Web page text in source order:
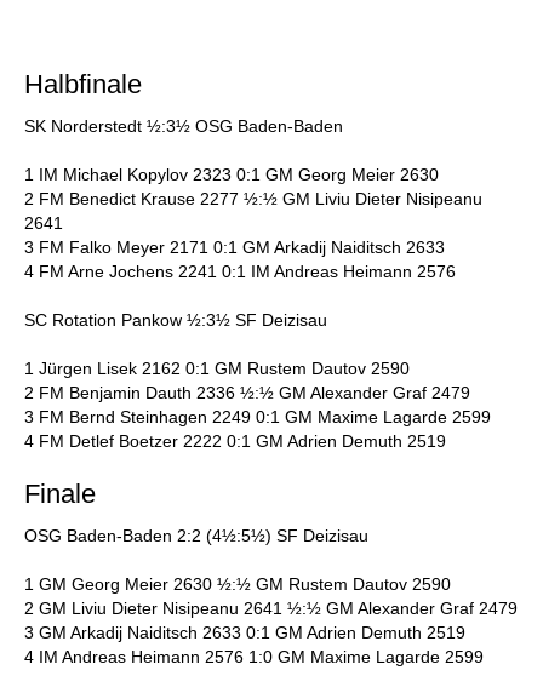
Halbfinale
SK Norderstedt ½:3½ OSG Baden-Baden
1 IM Michael Kopylov 2323 0:1 GM Georg Meier 2630
2 FM Benedict Krause 2277 ½:½ GM Liviu Dieter Nisipeanu
2641
3 FM Falko Meyer 2171 0:1 GM Arkadij Naiditsch 2633
4 FM Arne Jochens 2241 0:1 IM Andreas Heimann 2576
SC Rotation Pankow ½:3½ SF Deizisau
1 Jürgen Lisek 2162 0:1 GM Rustem Dautov 2590
2 FM Benjamin Dauth 2336 ½:½ GM Alexander Graf 2479
3 FM Bernd Steinhagen 2249 0:1 GM Maxime Lagarde 2599
4 FM Detlef Boetzer 2222 0:1 GM Adrien Demuth 2519
Finale
OSG Baden-Baden 2:2 (4½:5½) SF Deizisau
1 GM Georg Meier 2630 ½:½ GM Rustem Dautov 2590
2 GM Liviu Dieter Nisipeanu 2641 ½:½ GM Alexander Graf 2479
3 GM Arkadij Naiditsch 2633 0:1 GM Adrien Demuth 2519
4 IM Andreas Heimann 2576 1:0 GM Maxime Lagarde 2599